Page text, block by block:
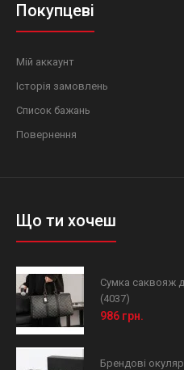
Покупцеві
Мій аккаунт
Історія замовлень
Список бажань
Повернення
Що ти хочеш
Сумка саквояж
(4037)
986 грн.
Брендові